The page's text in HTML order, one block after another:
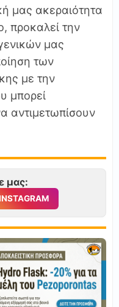
μας ακεραιότητα
προκαλεί την
μας
των
με την
μπορεί
αντιμετωπίσουν
μας: